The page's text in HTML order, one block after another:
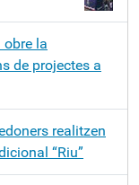
obre la
de projectes a
realitzen
“Riu”